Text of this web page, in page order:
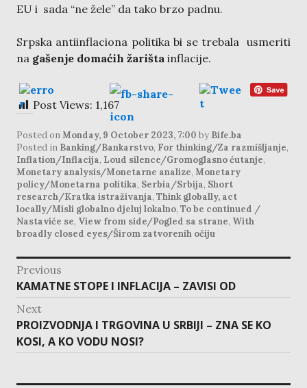
EU i sada “ne žele” da tako brzo padnu.
Srpska antiinflaciona politika bi se trebala usmeriti
na gašenje domaćih žarišta inflacije.
Post Views: 1,167
Posted on Monday, 9 October 2023, 7:00 by Bife.ba
Posted in Banking/Bankarstvo, For thinking/Za razmišljanje,
Inflation/Inflacija, Loud silence/Gromoglasno ćutanje,
Monetary analysis/Monetarne analize, Monetary
policy/Monetarna politika, Serbia/Srbija, Short
research/Kratka istraživanja, Think globally, act
locally/Misli globalno djeluj lokalno, To be continued /
Nastaviće se, View from side/Pogled sa strane, With
broadly closed eyes/Širom zatvorenih očiju
post
navigation
Previous
Previous
post:
KAMATNE STOPE I INFLACIJA – ZAVISI OD
Next
Next
post:
PROIZVODNJA I TRGOVINA U SRBIJI – ZNA SE KO
KOSI, A KO VODU NOSI?